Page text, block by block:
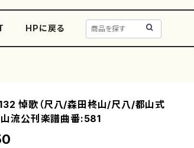
HPに戻る
悼歌（尺八/森田柊山/尺八/都山式
山流公刊楽譜曲番:581